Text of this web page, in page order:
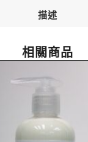
描述
相關商品